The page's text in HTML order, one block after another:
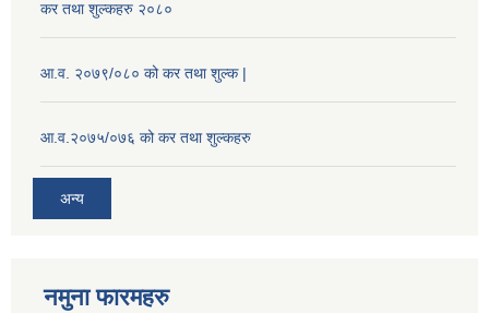
कर तथा शुल्कहरु २०८०
आ.व. २०७९/०८० को कर तथा शुल्क |
आ.व.२०७५/०७६ को कर तथा शुल्कहरु
अन्य
नमुना फारमहरु